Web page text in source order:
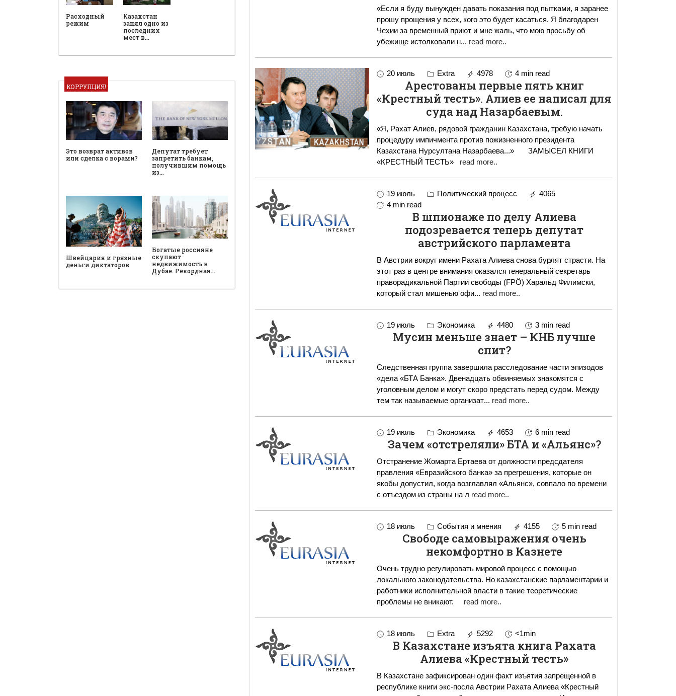
Расходный
режим
Казахстан
занял одно из
последних
мест в…
КОРРУПЦИЯ!
Это возврат активов
или сделка с ворами?
Депутат требует
запретить банкам,
получившим помощь
из…
Швейцария и грязные
деньги диктаторов
Богатые россияне
скупают
недвижимость в
Дубае. Рекордная…
«Если я буду вынужден давать показания под пытками, я заранее
прошу прощения у всех, кого это будет касаться. Я благодарен
Чехии за временный приют и мне жаль, что мою просьбу об
убежище истолковали н... read more..
20 июль Extra 4978 4 min read
Арестованы первые пять книг
«Крестный тесть». Алиев ее написал для
суда над Назарбаевым.
«Я, Рахат Алиев, рядовой гражданин Казахстана, требую начать
процедуру импичмента против пожизненного президента
Казахстана Нурсултана Назарбаева...» ЗАМЫСЕЛ КНИГИ
«КРЕСТНЫЙ ТЕСТЬ» read more..
19 июль Политический процесс
4065
4 min read
В шпионаже по делу Алиева
подозревается теперь депутат
австрийского парламента
В Австрии вокруг имени Рахата Алиева снова бурлят страсти. На
этот раз в центре внимания оказался генеральный секретарь
праворадикальной Партии свободы (FPÖ) Харальд Филимски,
который стал мишенью офи... read more..
19 июль Экономика 4480 3 min read
Мусин меньше знает – КНБ лучше
спит?
Следственная группа завершила расследование части эпизодов
«дела «БТА Банка». Двенадцать обвиняемых знакомятся с
уголовным делом и могут скоро предстать перед судом. Между
тем так называемые организат... read more..
19 июль Экономика 4653 6 min read
Зачем «отстреляли» БТА и «Альянс»?
Отстранение Жомарта Ертаева от должности предсдателя
правления «Евразийского банка» за прегрешения, которые он
якобы допустил, когда возглавлял «Альянс», совпало по времени
с отъездом из страны на л read more..
18 июль События и мнения 4155 5 min read
Свободе самовыражения очень
некомфортно в Казнете
Очень трудно регулировать мировой процесс с помощью
локального законодательства. Но казахстанские парламентарии и
работники исполнительной власти в такие теоретические
read more..
18 июль Extra 5292 <1min
В Казахстане изъята книга Рахата
Алиева «Крестный тесть»
В Казахстане зафиксирован один факт изъятия запрещенной в
республике книги экс-посла Австрии Рахата Алиева «Крестный